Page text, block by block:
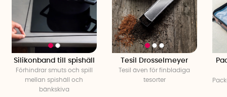
Silikonband till spishäll
Förhindrar smuts och spill
mellan spishäll och
bänkskiva
Tesil Drosselmeyer
Tesil även för finbladiga
tesorter